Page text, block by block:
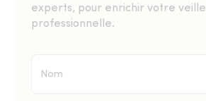
experts, pour enrichir votre veille
professionnelle.